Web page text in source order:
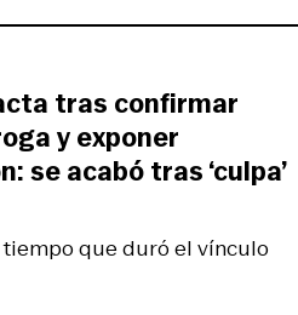
que duró el vínculo
tras confirmar
y exponer
se acabó tras ‘culpa’